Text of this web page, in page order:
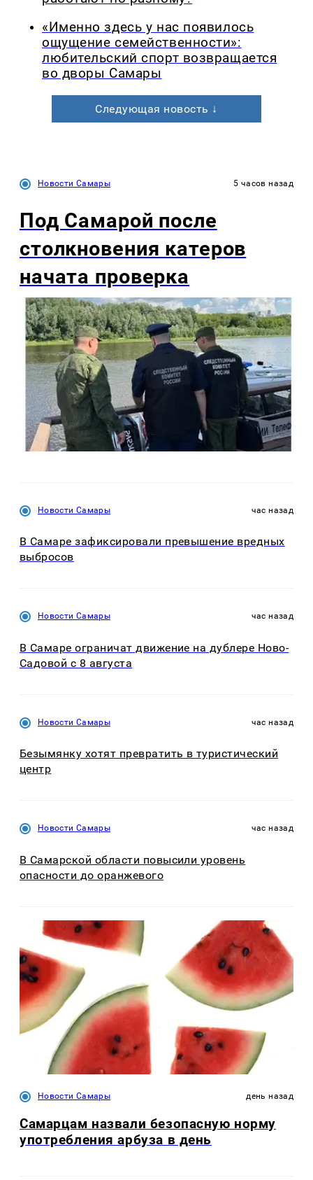
«Именно здесь у нас появилось
ощущение семейственности»:
любительский спорт возвращается
во дворы Самары
Следующая новость ↓
Новости Самары 5 часов назад
Под Самарой после
столкновения катеров
начата проверка
Новости Самары час назад
В Самаре зафиксировали превышение вредных
выбросов
Новости Самары час назад
В Самаре ограничат движение на дублере Ново-
Садовой с 8 августа
Новости Самары час назад
Безымянку хотят превратить в туристический
центр
Новости Самары час назад
В Самарской области повысили уровень
опасности до оранжевого
Новости Самары день назад
Самарцам назвали безопасную норму
употребления арбуза в день